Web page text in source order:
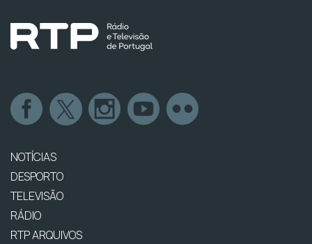
NOTÍCIAS
DESPORTO
TELEVISÃO
RÁDIO
RTP ARQUIVOS